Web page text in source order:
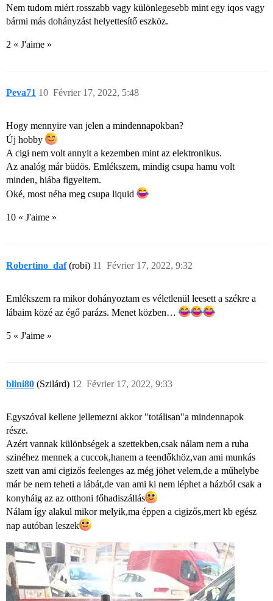
Nem tudom miért rosszabb vagy különlegesebb mint egy iqos vagy
bármi más dohányzást helyettesítő eszköz.
2 « J'aime »
Peva71 Février 17, 2022, 5:48
10
Hogy mennyire van jelen a mindennapokban?
Új hobby
A cigi nem volt annyit a kezemben mint az elektronikus.
Az analóg már büdös. Emlékszem, mindig csupa hamu volt
minden, hiába figyeltem.
Oké, most néha meg csupa liquid
10 « J'aime »
Robertino_daf (robi) Février 17, 2022, 9:32
11
Emlékszem ra mikor dohányoztam es véletlenül leesett a székre a
lábaim közé az égő parázs. Menet közben…
5 « J'aime »
blini80 (Szilárd) Février 17, 2022, 9:33
12
Egyszóval kellene jellemezni akkor "totálisan"a mindennapok
része.
Azért vannak különbségek a szettekben,csak nálam nem a ruha
szinéhez mennek a cuccok,hanem a teendőkhöz,van ami munkás
szett van ami cigizős feelenges az még jöhet velem,de a műhelybe
már be nem teheti a lábát,de van ami ki nem léphet a házból csak a
konyháig az az otthoni főhadiszállás​
Nálam így alakul mikor melyik,ma éppen a cigizős,mert kb egész
nap autóban leszek​